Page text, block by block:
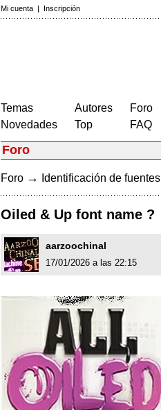
Mi cuenta | Inscripción
Temas
Novedades
Autores
Top
Foro
FAQ
Foro
Foro → Identificación de fuentes
Oiled & Up font name ?
aarzoochinal
17/01/2026 a las 22:15